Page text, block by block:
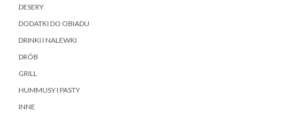
DESERY
DODATKI DO OBIADU
DRINKI I NALEWKI
DRÓB
GRILL
HUMMUSY I PASTY
INNE